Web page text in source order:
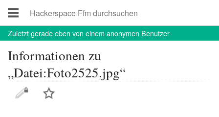
Zuletztgerade eben von einem anonymen Benutzer
Informationen zu
„Datei:Foto2525.jpg“